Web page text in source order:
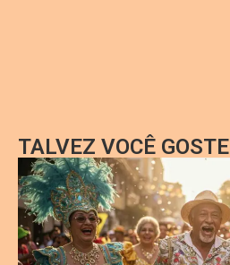
TALVEZ VOCÊ GOSTE